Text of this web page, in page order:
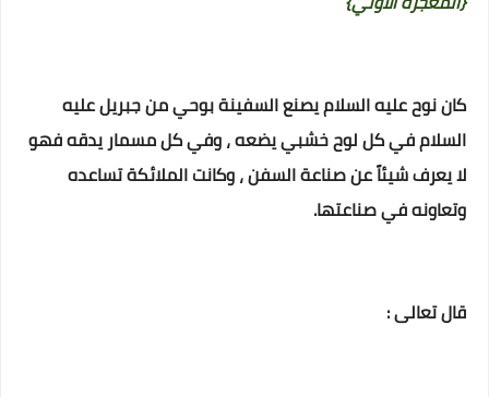
كان نوح عليه السلام يصنع السفينة بوحي من جبريل عليه
السلام في كل لوح خشبي يضعه ، وفي كل مسمار يدقه فهو
لا يعرف شيئاً عن صناعة السفن ، وكانت الملائكة تساعده
وتعاونه في صناعتها.
قال تعالى :